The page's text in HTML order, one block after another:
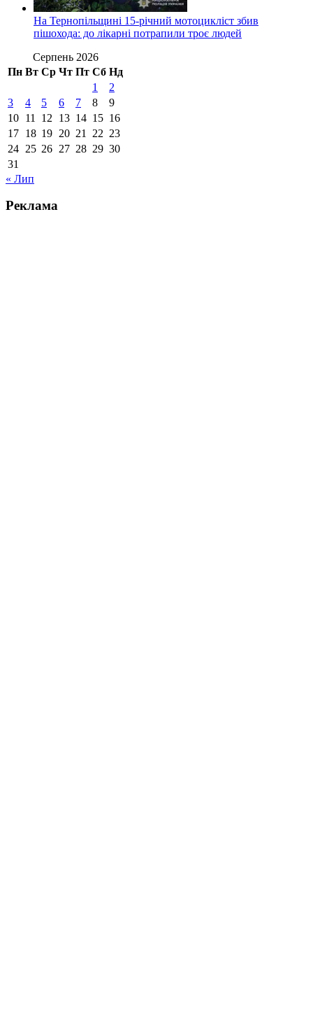
На Тернопільщині 15-річний мотоцикліст збив
пішохода: до лікарні потрапили троє людей
Серпень 2026
Пн Вт Ср Чт Пт Сб Нд
1
2
3
4 5 6 7 8
9
10 11 12 13 14 15 16
17 18 19 20 21 22 23
24 25 26 27 28 29 30
31
« Лип
Реклама